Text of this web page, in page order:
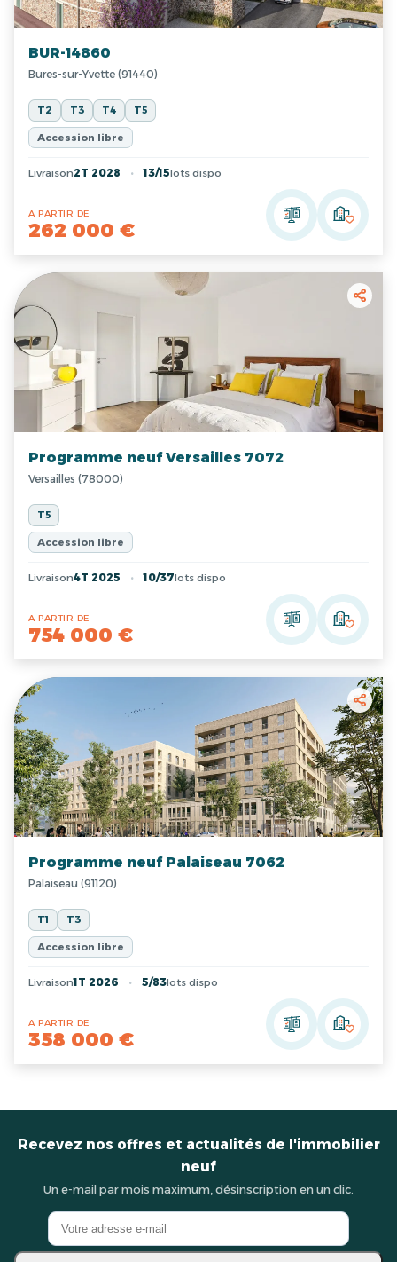
BUR-14860
Bures-sur-Yvette (91440)
T2 T3 T4 T5
Accession libre
Livraison2T 2028 13/15lots dispo
A PARTIR DE
262 000 €
Programme neuf Versailles 7072
Versailles (78000)
T5
Accession libre
Livraison4T 2025 10/37lots dispo
A PARTIR DE
754 000 €
Programme neuf Palaiseau 7062
Palaiseau (91120)
T1 T3
Accession libre
Livraison1T 2026 5/83lots dispo
A PARTIR DE
358 000 €
Recevez nos offres et actualités de l'immobilier
neuf
Un e-mail par mois maximum, désinscription en un clic.